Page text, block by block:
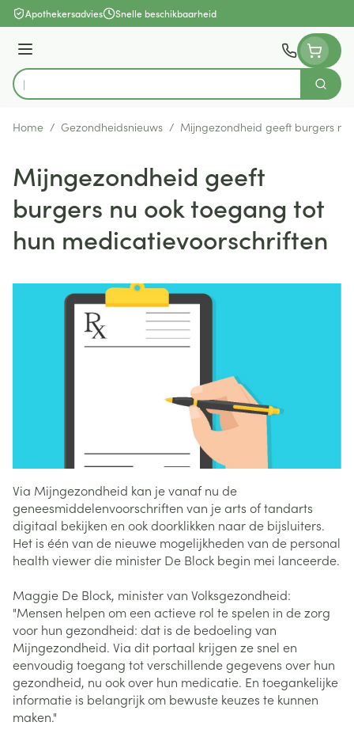
Ga naar de inhoud
Apothekersadvies Snelle beschikbaarheid
Menu
Product, merk, categorie...
Zoek
Home / Gezondheidsnieuws / Mijngezondheid geeft burgers
Mijngezondheid geeft
burgers nu ook toegang tot
hun medicatievoorschriften
Via Mijngezondheid kan je vanaf nu de
geneesmiddelenvoorschriften van je arts of tandarts
digitaal bekijken en ook doorklikken naar de bijsluiters.
Het is één van de nieuwe mogelijkheden van de personal
health viewer die minister De Block begin mei lanceerde.
Maggie De Block, minister van Volksgezondheid:
"Mensen helpen om een actieve rol te spelen in de zorg
voor hun gezondheid: dat is de bedoeling van
Mijngezondheid. Via dit portaal krijgen ze snel en
eenvoudig toegang tot verschillende gegevens over hun
gezondheid, nu ook over hun medicatie. En toegankelijke
informatie is belangrijk om bewuste keuzes te kunnen
maken."